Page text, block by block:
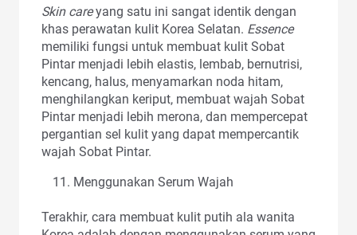
Skin careyang satu ini sangat identik dengan
khas perawatan kulit Korea Selatan. Essence
memiliki fungsi untuk membuat kulit Sobat
Pintar menjadi lebih elastis, lembab, bernutrisi,
kencang, halus, menyamarkan noda hitam,
menghilangkan keriput, membuat wajah Sobat
Pintar menjadi lebih merona, dan mempercepat
pergantian sel kulit yang dapat mempercantik
wajah Sobat Pintar.
Menggunakan Serum Wajah
Terakhir, cara membuat kulit putih ala wanita